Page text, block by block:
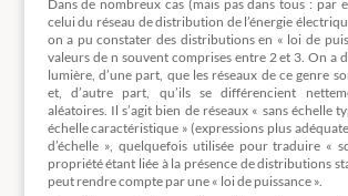
Dans de nombreux cas (mais pas dans tous : par
celui du réseau de distribution de l’énergie
on a pu constater des distributions en « loi de
valeurs de n souvent comprises entre 2 et 3. On a
lumière, d’une part, que les réseaux de ce genre
et, d’autre part, qu’ils se différencient
aléatoires. Il s’agit bien de réseaux « sans échelle
échelle caractéristique » (expressions plus
d’échelle », quelquefois utilisée pour traduire «
propriété étant liée à la présence de distributions
peut rendre compte par une « loi de puissance ».